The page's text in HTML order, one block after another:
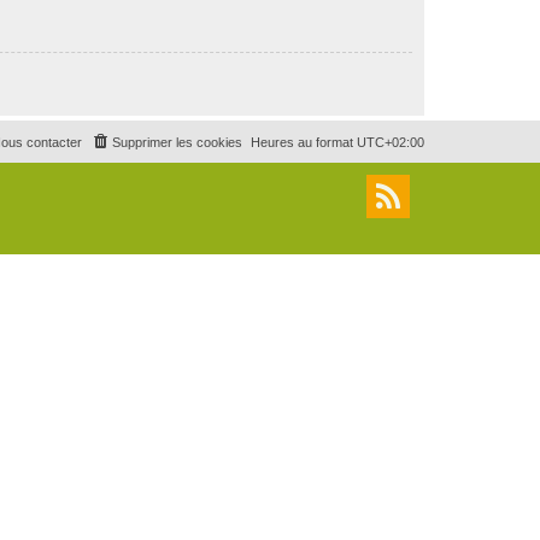
Heures au format UTC+02:00
Supprimer les cookies
contacter